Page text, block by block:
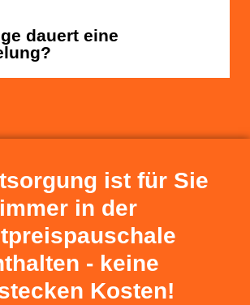
dauert eine
ist für Sie
immer in der
- keine
Kosten!